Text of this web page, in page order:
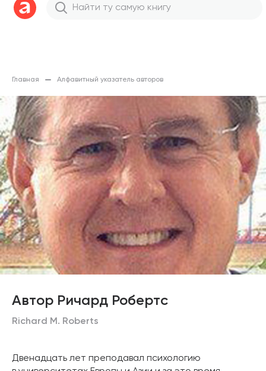
Главная Алфавитный указатель авторов
Автор Ричард Робертс
Richard M. Roberts
Двенадцать лет преподавал психологию